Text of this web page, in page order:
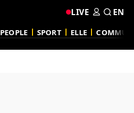
PEOPLE SPORT ELLE
LIVE EN